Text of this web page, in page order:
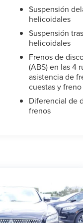
Suspensión
helicoidales
Suspensión
helicoidales
Frenos de
(ABS) en las 4
asistencia de
cuestas y
Diferencial de
frenos